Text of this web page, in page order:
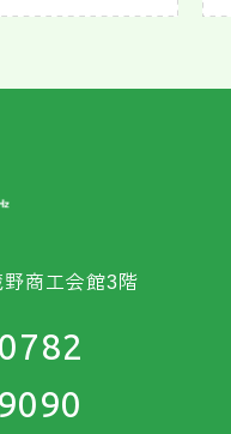
商工会館3階